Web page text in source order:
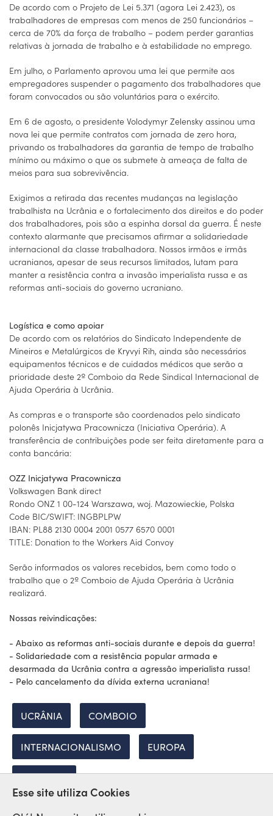
De acordo com o Projeto de Lei 5.371 (agora Lei 2.423), os
trabalhadores de empresas com menos de 250 funcionários –
cerca de 70% da força de trabalho – podem perder garantias
relativas à jornada de trabalho e à estabilidade no emprego.
Em julho, o Parlamento aprovou uma lei que permite aos
empregadores suspender o pagamento dos trabalhadores que
foram convocados ou são voluntários para o exército.
Em 6 de agosto, o presidente Volodymyr Zelensky assinou uma
nova lei que permite contratos com jornada de zero hora,
privando os trabalhadores da garantia de tempo de trabalho
mínimo ou máximo o que os submete à ameaça de falta de
meios para sua sobrevivência.
Exigimos a retirada das recentes mudanças na legislação
trabalhista na Ucrânia e o fortalecimento dos direitos e do poder
dos trabalhadores, pois são a espinha dorsal da guerra. É neste
contexto alarmante que precisamos afirmar a solidariedade
internacional da classe trabalhadora. Nossos irmãos e irmãs
ucranianos, apesar de seus recursos limitados, lutam para
manter a resistência contra a invasão imperialista russa e as
reformas anti-sociais do governo ucraniano.
Logística e como apoiar
De acordo com os relatórios do Sindicato Independente de
Mineiros e Metalúrgicos de Kryvyi Rih, ainda são necessários
equipamentos técnicos e de cuidados médicos que serão a
prioridade deste 2º Comboio da Rede Sindical Internacional de
Ajuda Operária à Ucrânia.
As compras e o transporte são coordenados pelo sindicato
polonês Inicjatywa Pracownicza (Iniciativa Operária). A
transferência de contribuições pode ser feita diretamente para a
conta bancária:
OZZ Inicjatywa Pracownicza
Volkswagen Bank direct
Rondo ONZ 1 00-124 Warszawa, woj. Mazowieckie, Polska
Code BIC/SWIFT: INGBPLPW
IBAN: PL88 2130 0004 2001 0577 6570 0001
TITLE: Donation to the Workers Aid Convoy
Serão informados os valores recebidos, bem como todo o
trabalho que o 2º Comboio de Ajuda Operária à Ucrânia
realizará.
Nossas reivindicações:
- Abaixo as reformas anti-sociais durante e depois da guerra!
- Solidariedade com a resistência popular armada e
desarmada da Ucrânia contra a agressão imperialista russa!
- Pelo cancelamento da dívida externa ucraniana!
UCRÂNIA COMBOIO
INTERNACIONALISMO EUROPA
DOAÇÕES
Esse site utiliza Cookies